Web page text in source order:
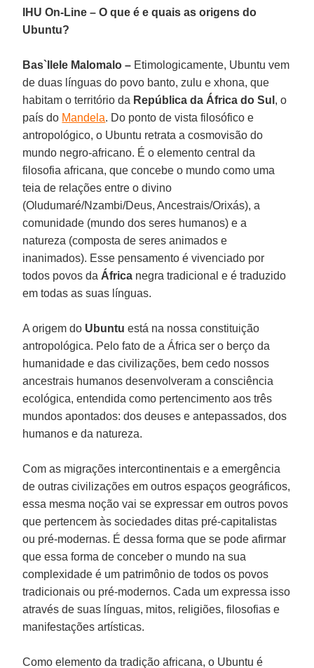
IHU On-Line – O que é e quais as origens do
Ubuntu?
Bas`Ilele Malomalo – Etimologicamente, Ubuntu vem
de duas línguas do povo banto, zulu e xhona, que
habitam o território da República da África do Sul , o
país do Mandela. Do ponto de vista filosófico e
antropológico, o Ubuntu retrata a cosmovisão do
mundo negro-africano. É o elemento central da
filosofia africana, que concebe o mundo como uma
teia de relações entre o divino
(Oludumaré/Nzambi/Deus, Ancestrais/Orixás), a
comunidade (mundo dos seres humanos) e a
natureza (composta de seres animados e
inanimados). Esse pensamento é vivenciado por
todos povos da África negra tradicional e é traduzido
em todas as suas línguas.
A origem do Ubuntu está na nossa constituição
antropológica. Pelo fato de a África ser o berço da
humanidade e das civilizações, bem cedo nossos
ancestrais humanos desenvolveram a consciência
ecológica, entendida como pertencimento aos três
mundos apontados: dos deuses e antepassados, dos
humanos e da natureza.
Com as migrações intercontinentais e a emergência
de outras civilizações em outros espaços geográficos,
essa mesma noção vai se expressar em outros povos
que pertencem às sociedades ditas pré-capitalistas
ou pré-modernas. É dessa forma que se pode afirmar
que essa forma de conceber o mundo na sua
complexidade é um patrimônio de todos os povos
tradicionais ou pré-modernos. Cada um expressa isso
através de suas línguas, mitos, religiões, filosofias e
manifestações artísticas.
Como elemento da tradição africana, o Ubuntu é